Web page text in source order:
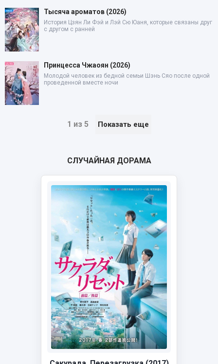
Тысяча ароматов (2026)
История Цзян Ли Фэй и Лэй Сю Юаня, которые связаны друг
с другом с ранней
Принцесса Чжаоян (2026)
Молодой человек из бедной семьи Шэнь Сяо после одной
проведенной вместе ночи
1 из 5 Показать еще
СЛУЧАЙНАЯ ДОРАМА